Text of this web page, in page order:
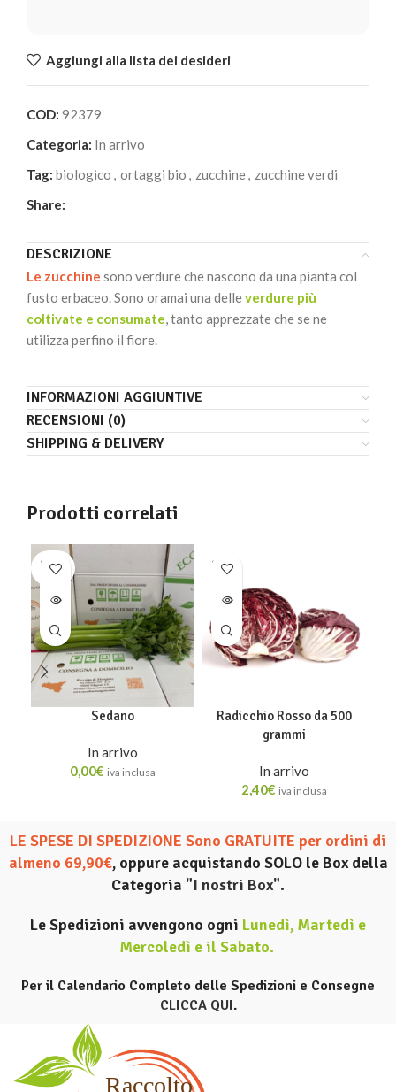
Aggiungi alla lista dei desideri
COD: 92379
Categoria: In arrivo
Tag: biologico , ortaggi bio , zucchine, zucchine verdi
Share:
DESCRIZIONE
Le zucchine sono verdure che nascono da una pianta col
fusto erbaceo. Sono oramai una delleverdure più
coltivate e consumate, tanto apprezzate che se ne
utilizza perfino il fiore.
INFORMAZIONI AGGIUNTIVE
RECENSIONI (0)
SHIPPING & DELIVERY
Prodotti correlati
SOLD
OUT
Sedano
In arrivo
0,00€ iva inclusa
SOLD
OUT
Radicchio Rosso da 500
grammi
In arrivo
2,40€ iva inclusa
LE SPESE DI SPEDIZIONE Sono GRATUITE per ordini di
almeno 69,90€, oppure acquistando SOLO le Box della
Categoria "I nostri Box".
Le Spedizioni avvengono ogni Lunedì, Martedì e
Mercoledì e il Sabato.
Per il Calendario Completo delle Spedizioni e Consegne
CLICCA QUI.